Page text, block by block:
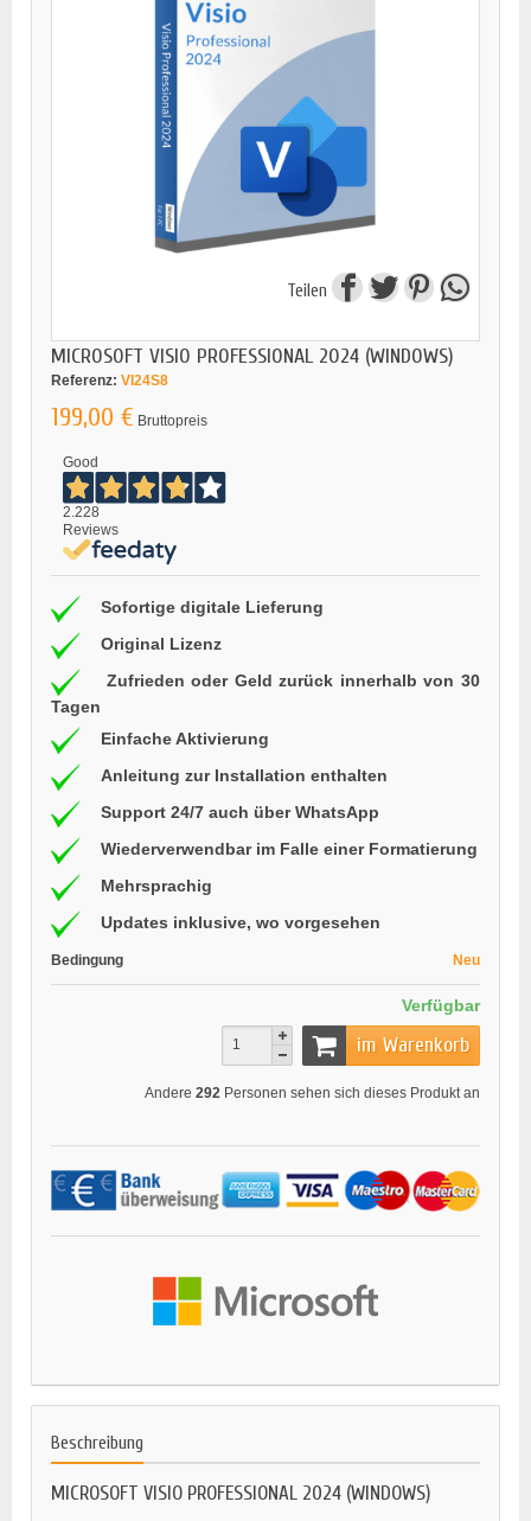
Teilen
MICROSOFT VISIO PROFESSIONAL 2024 (WINDOWS)
Referenz: VI24S8
199,00 € Bruttopreis
Good
2.228
Reviews
Sofortige digitale Lieferung
Original Lizenz
Zufrieden oder Geld zurück innerhalb von 30
Tagen
Einfache Aktivierung
Anleitung zur Installation enthalten
Support 24/7 auch über WhatsApp
Wiederverwendbar im Falle einer Formatierung
Mehrsprachig
Updates inklusive, wo vorgesehen
Bedingung Neu
Verfügbar
im Warenkorb
Andere 292 Personen sehen sich dieses Produkt an
Beschreibung
MICROSOFT VISIO PROFESSIONAL 2024 (WINDOWS)